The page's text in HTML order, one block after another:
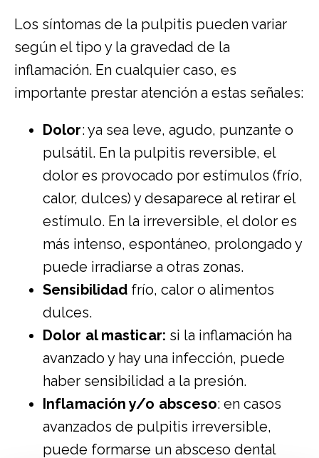
Los síntomas de la pulpitis pueden variar
según el tipo y la gravedad de la
inflamación. En cualquier caso, es
importante prestar atención a estas señales:
Dolor: ya sea leve, agudo, punzante o
pulsátil. En la pulpitis reversible, el
dolor es provocado por estímulos (frío,
calor, dulces) y desaparece al retirar el
estímulo. En la irreversible, el dolor es
más intenso, espontáneo, prolongado y
puede irradiarse a otras zonas.
Sensibilidad frío, calor o alimentos
dulces.
Dolor al masticar: si la inflamación ha
avanzado y hay una infección, puede
haber sensibilidad a la presión.
Inflamación y/o absceso: en casos
avanzados de pulpitis irreversible,
puede formarse un absceso dental